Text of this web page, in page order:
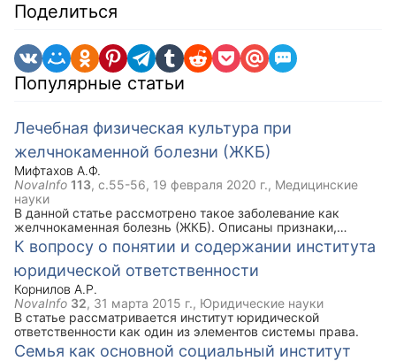
Поделиться
Популярные статьи
Лечебная физическая культура при
желчнокаменной болезни (ЖКБ)
Мифтахов А.Ф.
NovaInfo 113, с.55-56, 19 февраля 2020 г., Медицинские
науки
В данной статье рассмотрено такое заболевание как
желчнокаменная болезнь (ЖКБ). Описаны признаки,
симптомы, задачи ЛФК при данной болезни. Ключевым
моментом статьи является комплекс упражнений лечебной
физической культуры при ЖКБ, который рекомендован
наряду с медикаментозным лечением.
К вопросу о понятии и содержании института
юридической ответственности
Корнилов А.Р.
NovaInfo 32, 31 марта 2015 г., Юридические науки
В статье рассматривается институт юридической
ответственности как один из элементов системы права.
Семья как основной социальный институт